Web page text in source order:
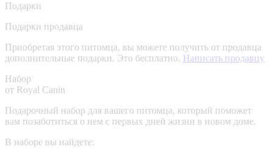
Подарки
Подарки продавца
Приобретая этого питомца, вы можете получить от продавца
дополнительные подарки. Это бесплатно. Написать продавцу
Набор
от Royal Canin
Подарочный набор для вашего питомца, который поможет
вам позаботиться о нем с первых дней жизни в новом доме.
В наборе вы найдете: